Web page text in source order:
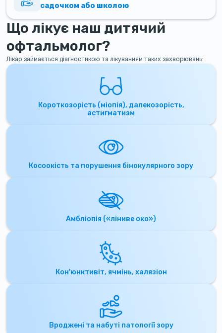
садочком або школою
Що лікує наш дитячий
офтальмолог?
Лікар займається діагностикою та лікуванням таких захворювань:
Короткозорість (міопія), далекозорість,
астигматизм
Косоокість та порушення бінокулярного зору
Амбліопія («ліниве око»)
Кон'юнктивіт, ячмінь, халязіон
Вроджені та набуті патології зору